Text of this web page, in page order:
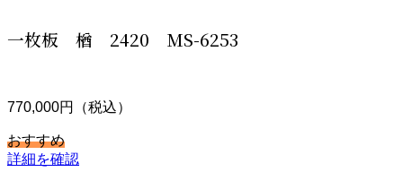
一枚板 楢 2420 MS-6253
770,000円（税込）
おすすめ
詳細を確認